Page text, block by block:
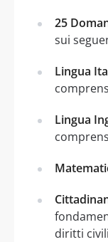
25
sui
Lingua
Lingua
diritti